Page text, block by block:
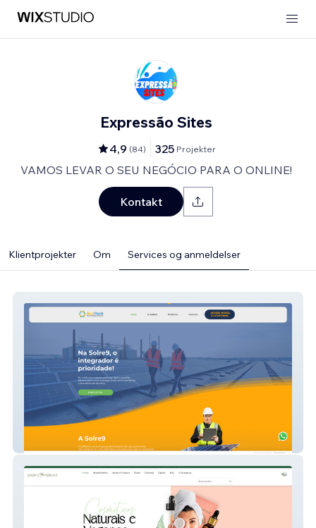
Expressão Sites
4,9 (84) 325 Projekter
VAMOS LEVAR O SEU NEGÓCIO PARA O ONLINE!
Kontakt
Klientprojekter Om Services og anmeldelser